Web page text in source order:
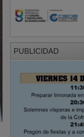
PUBLICIDAD